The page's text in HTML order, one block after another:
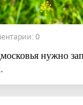
0
нужно